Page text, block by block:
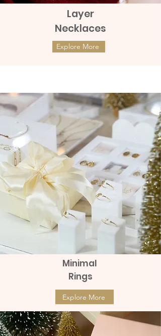
น้ำหนักประมาณ 2 กรัม
เส้นผ่าศูนย์กลางจี้ 8 มิลลิเมตร
Return or exchange
The product can be returned within 48
Delivery
send with Kerry Express
send with Thai post office Thailand
Post (EMS)
Sent with Thai post office
abroad Expedited International
Shipping
send with Grab Express - Surcharge
100 to 150 baht
ราคา
THB 8,990.00 ราค
Layer
Necklaces
Explore More
Minimal
Rings
Explore More